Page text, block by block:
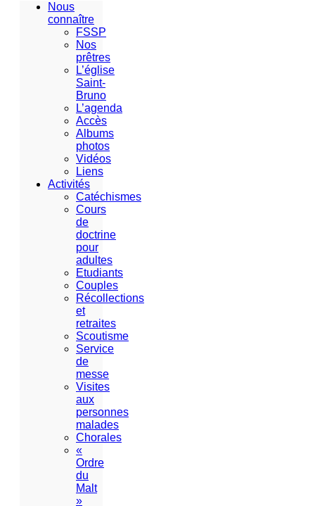
Nous
connaître
FSSP
Nos
prêtres
L’église
Saint-
Bruno
L’agenda
Accès
Albums
photos
Vidéos
Liens
Activités
Catéchismes
Cours
de
doctrine
pour
adultes
Etudiants
Couples
Récollections
et
retraites
Scoutisme
Service
de
messe
Visites
aux
personnes
malades
Chorales
«
Ordre
du
Malt
»